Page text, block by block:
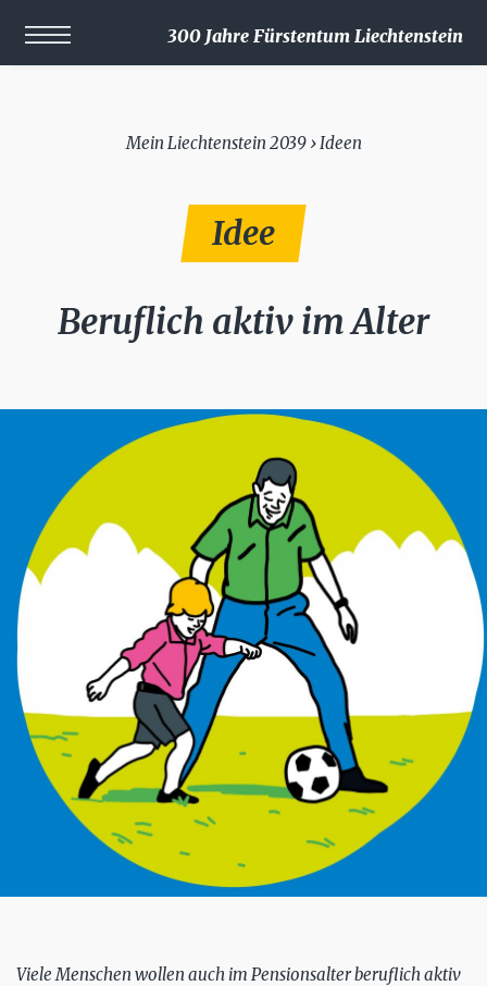
300 Jahre Fürstentum Liechtenstein
Mein Liechtenstein 2039 › Ideen
Idee
Beruflich aktiv im Alter
Viele Menschen wollen auch im Pensionsalter beruflich aktiv